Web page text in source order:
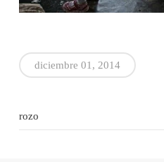
diciembre 01, 2014
rozo